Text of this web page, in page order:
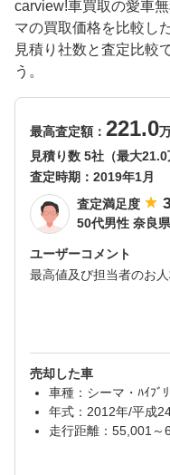
carview!車買取の愛車
マの買取価格を比較し
見積り社数と査定比較
う。
最高査定額： 221.0
見積り数 5社（最大21.0
査定時期： 2019年1月
査定満足度
50代男性 奈良県
ユーザーコメント
最高値及び担当者のお
売却した車
車種：シーマ・ﾊｲﾌﾞﾘ
年式：2012年/平成
走行距離：55,001～